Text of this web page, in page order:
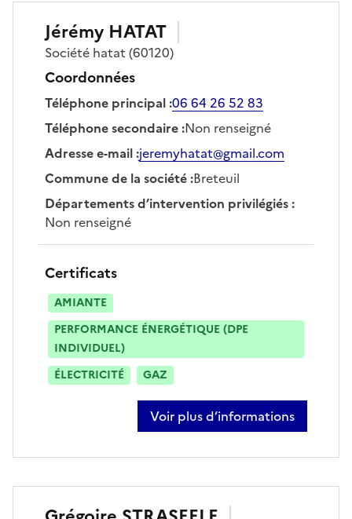
Jérémy HATAT
Société hatat (60120)
Coordonnées
Téléphone principal:06 64 26 52 83
Téléphone secondaire:Non renseigné
Adresse e-mail:jeremyhatat@gmail.com
Commune de la société:Breteuil
Départements d’intervention privilégiés:
Non renseigné
Certificats
AMIANTE
PERFORMANCE ÉNERGÉTIQUE (DPE
INDIVIDUEL)
ÉLECTRICITÉ
GAZ
Voir plus d’informations
sur jérémy hatat